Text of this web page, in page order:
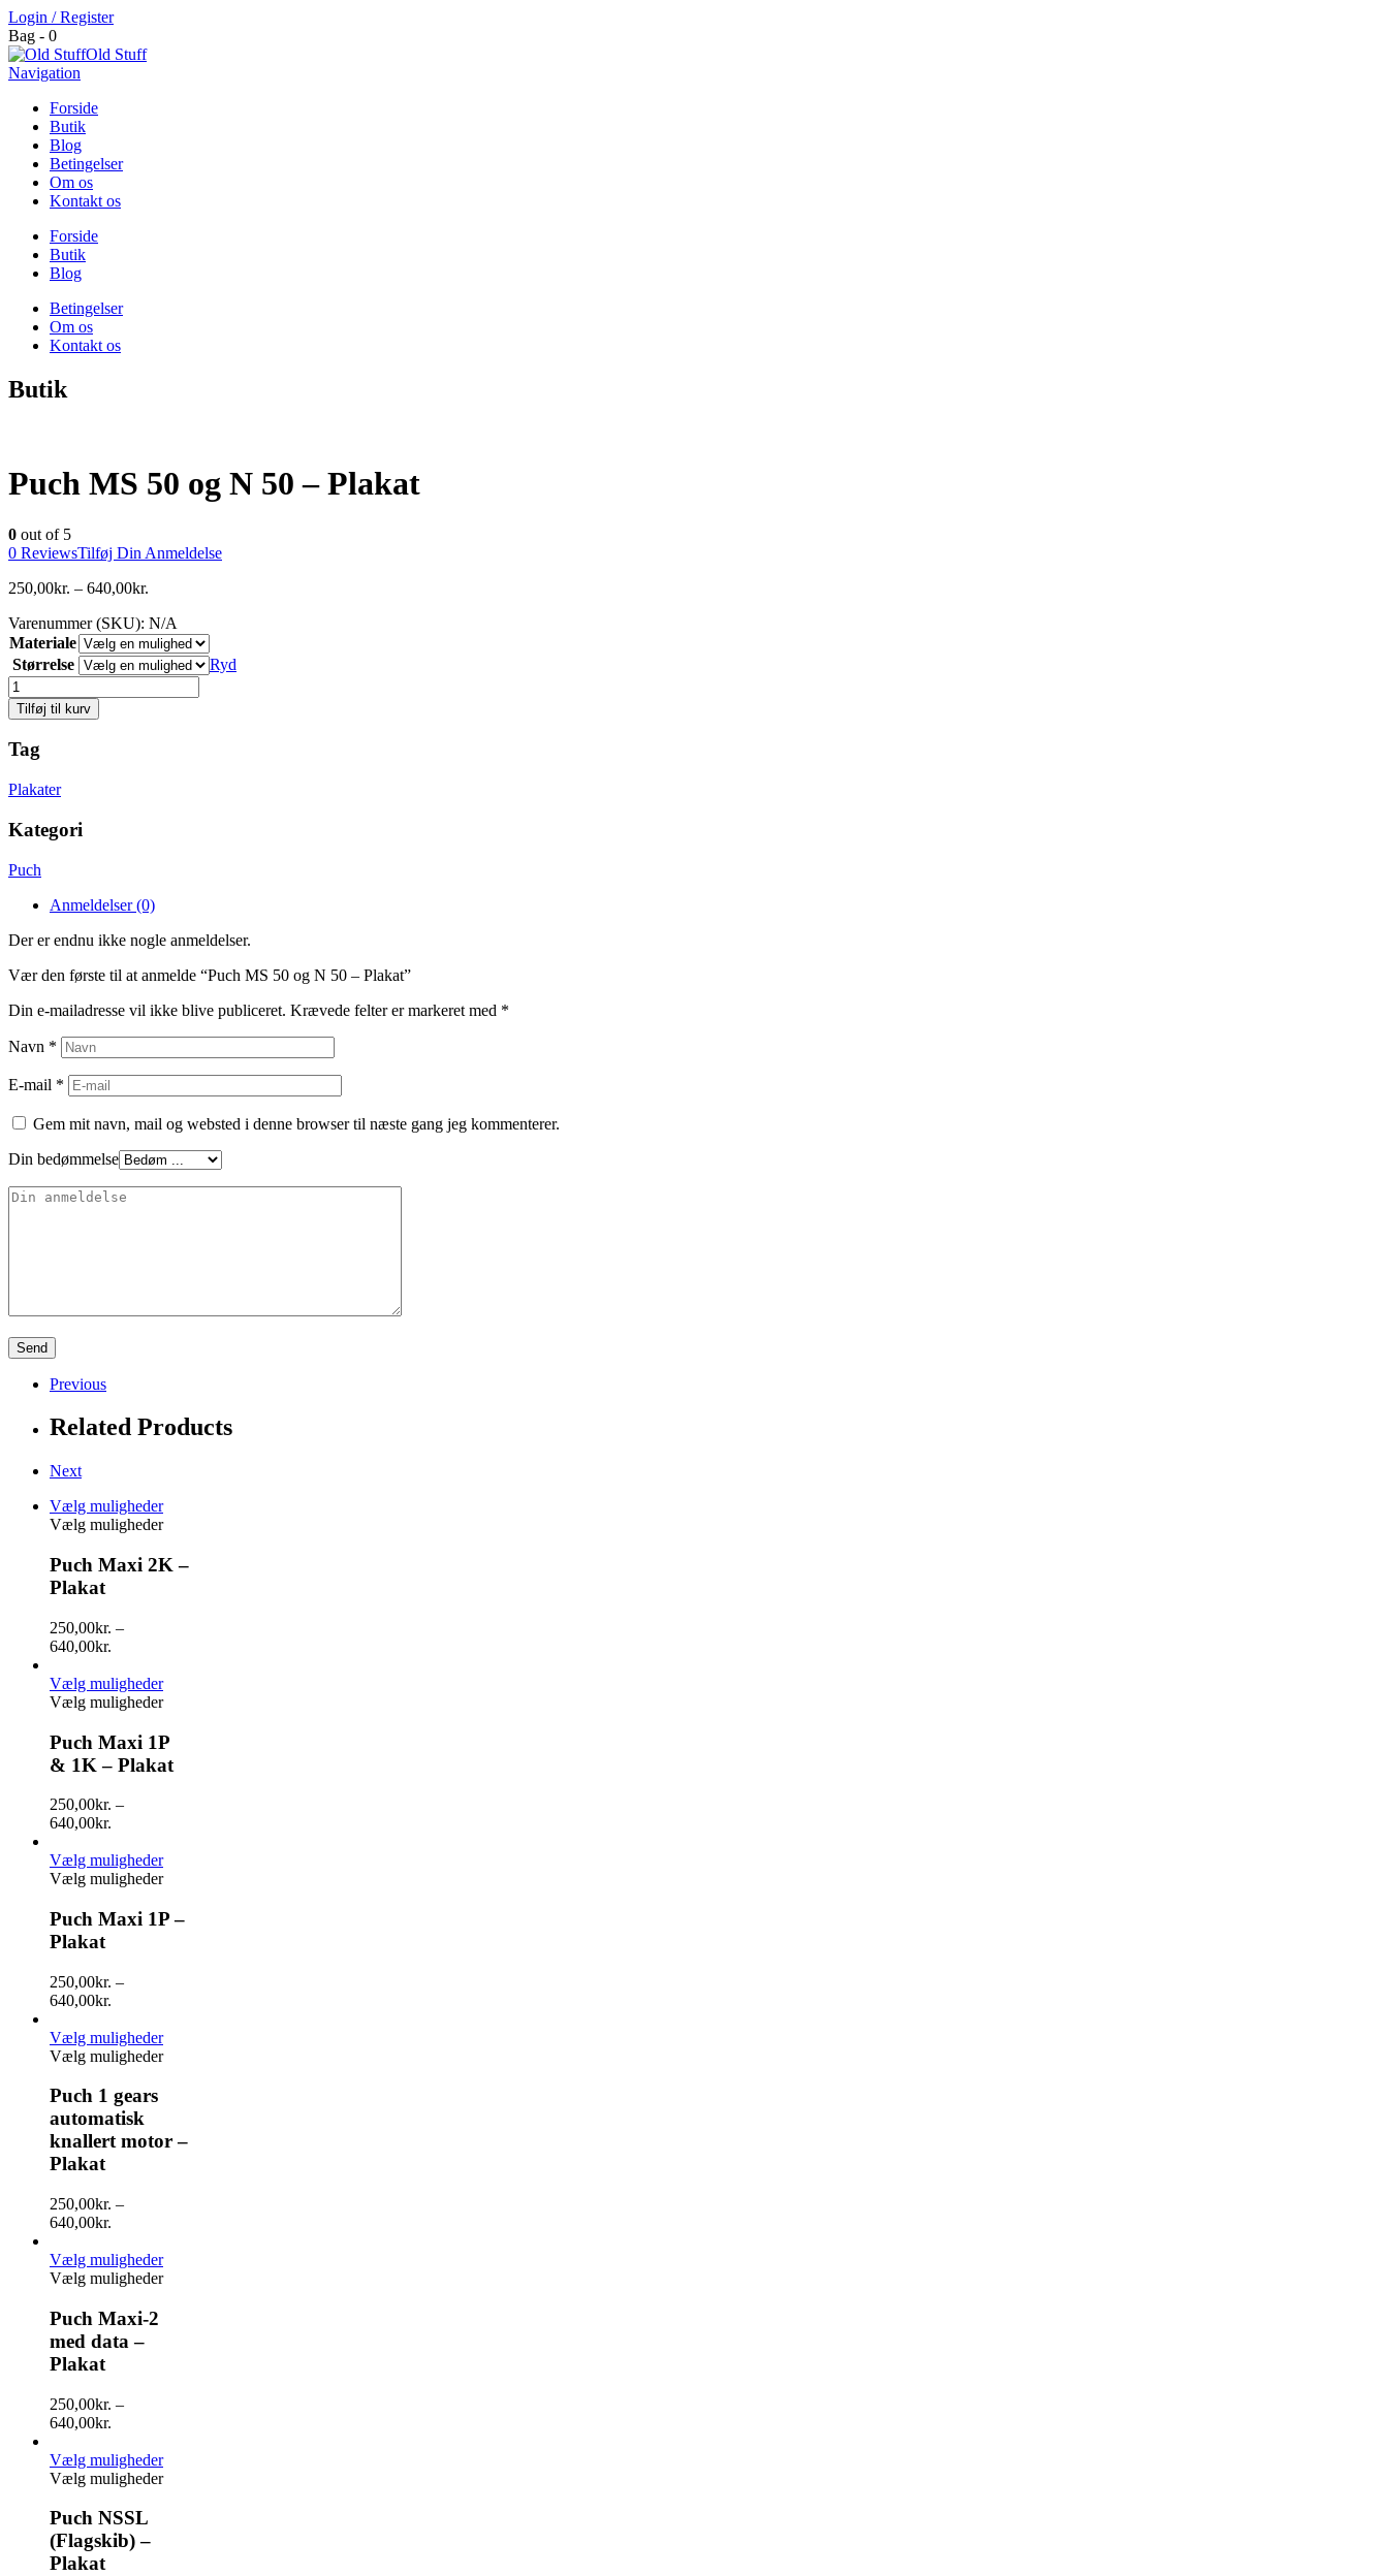
Login / Register
Bag - 0
Old Stuff
Navigation
Forside
Butik
Blog
Betingelser
Om os
Kontakt os
Forside
Butik
Blog
Betingelser
Om os
Kontakt os
Butik
Puch MS 50 og N 50 – Plakat
0 out of 5
0 ReviewsTilføj Din Anmeldelse
250,00kr. – 640,00kr.
Varenummer (SKU): N/A
Materiale
Størrelse
Ryd
Antal
Tilføj til kurv
Tag
Plakater
Kategori
Puch
Anmeldelser (0)
Der er endnu ikke nogle anmeldelser.
Vær den første til at anmelde “Puch MS 50 og N 50 – Plakat”
Din e-mailadresse vil ikke blive publiceret. Krævede felter er markeret med *
Navn *
E-mail *
Gem mit navn, mail og websted i denne browser til næste gang jeg kommenterer.
Din bedømmelse
Previous
Related Products
Next
Vælg muligheder
Vælg muligheder
Puch Maxi 2K –
Plakat
250,00kr. –
640,00kr.
Vælg muligheder
Vælg muligheder
Puch Maxi 1P
& 1K – Plakat
250,00kr. –
640,00kr.
Vælg muligheder
Vælg muligheder
Puch Maxi 1P –
Plakat
250,00kr. –
640,00kr.
Vælg muligheder
Vælg muligheder
Puch 1 gears
automatisk
knallert motor –
Plakat
250,00kr. –
640,00kr.
Vælg muligheder
Vælg muligheder
Puch Maxi-2
med data –
Plakat
250,00kr. –
640,00kr.
Vælg muligheder
Vælg muligheder
Puch NSSL
(Flagskib) –
Plakat